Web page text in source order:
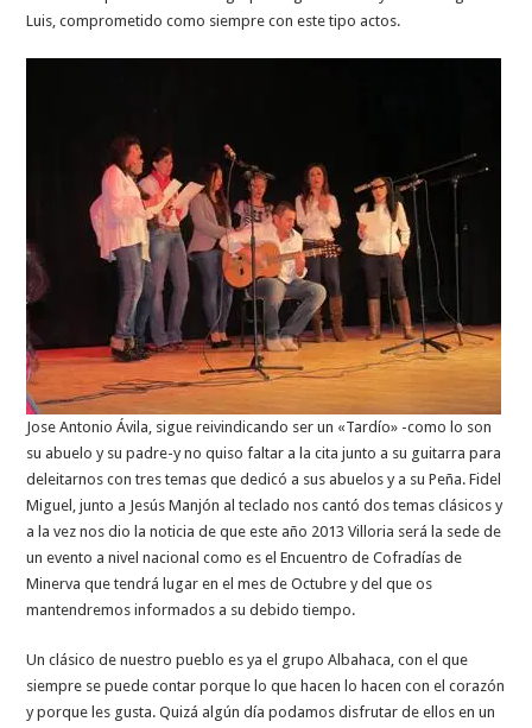
Luis, comprometido como siempre con este tipo actos.
Jose Antonio Ávila, sigue reivindicando ser un «Tardío» -como lo son
su abuelo y su padre-y no quiso faltar a la cita junto a su guitarra para
deleitarnos con tres temas que dedicó a sus abuelos y a su Peña. Fidel
Miguel, junto a Jesús Manjón al teclado nos cantó dos temas clásicos y
a la vez nos dio la noticia de que este año 2013 Villoria será la sede de
un evento a nivel nacional como es el Encuentro de Cofradías de
Minerva que tendrá lugar en el mes de Octubre y del que os
mantendremos informados a su debido tiempo.
Un clásico de nuestro pueblo es ya el grupo Albahaca, con el que
siempre se puede contar porque lo que hacen lo hacen con el corazón
y porque les gusta. Quizá algún día podamos disfrutar de ellos en un